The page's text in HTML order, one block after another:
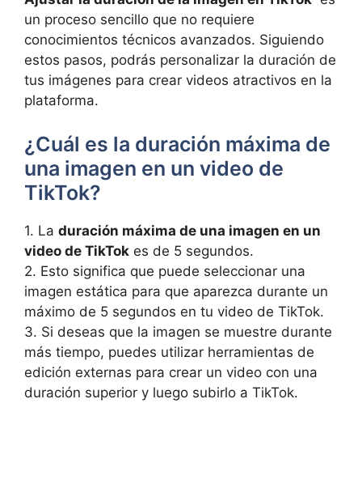
un proceso ⁤sencillo que no requiere
conocimientos técnicos avanzados. Siguiendo
estos ‌pasos, podrás personalizar la duración‌ de
tus imágenes‌ para​ crear ‌videos atractivos⁣ en la‍
plataforma.
¿Cuál es‍ la duración ⁣máxima ‌de
una imagen en un ⁤video de
TikTok?
1. La⁤ duración máxima de una imagen‍ en un
video de TikTok es de 5 segundos.
2. Esto significa que‌ puede seleccionar una
imagen estática ​para⁢ que aparezca durante un ​
máximo ⁢de 5⁢ segundos en tu video de‌ TikTok.
3. Si deseas que la imagen se muestre durante⁤
más ​tiempo, puedes⁤ utilizar herramientas de
edición externas para crear ‍un video con ‍una
duración superior y luego ⁢subirlo a TikTok.